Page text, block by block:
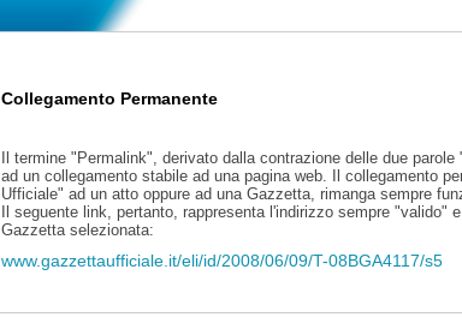
Collegamento Permanente
Il termine "Permalink", derivato dalla contrazione delle due parole
ad un collegamento stabile ad una pagina web. Il collegamento
Ufficiale" ad un atto oppure ad una Gazzetta, rimanga sempre
Il seguente link, pertanto, rappresenta l'indirizzo sempre
Gazzetta selezionata:
www.gazzettaufficiale.it/eli/id/2008/06/09/T-08BGA4117/s5